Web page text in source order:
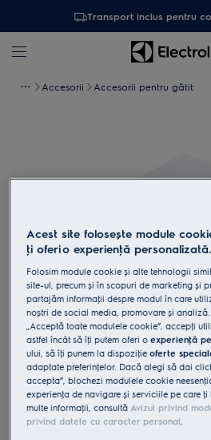
Transport inclus pentru
Accesorii Accesorii pentru gătit
Atinge pentru
MCFE48U1
Filtru universal si
cu indiator, 100g/m2
Acest site folosește module
ţi oferi o experienţă personalizată.
Folosim module cookie și alte tehnologii
site-ul, precum și în scopuri de marketing și
partajăm informaţii despre modul în care
noștri de social media, promovare și
„Acceptă toate modulele cookie”, accepţi
astfel încât să îţi putem oferi oexperienţă
ului, să îţi punem la dispoziţieoferte
adaptate preferinţelor. Dacă alegi să dai
accepta”, blochezi modulele cookie
experienţa de navigare și serviciile pe care ţi
multe informaţii, consultă Avizul privind
privind datele cu caracter personal.